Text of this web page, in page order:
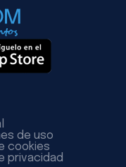
de uso
cookies
privacidad